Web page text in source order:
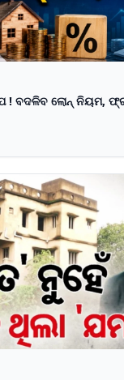
! ବଦଳିବ ଲୋନ୍ ନିୟମ,